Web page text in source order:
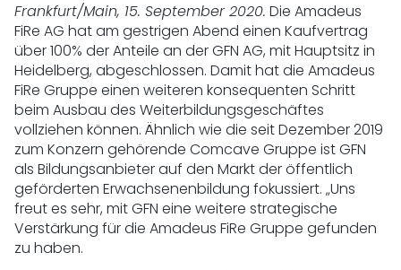
Frankfurt/Main, 15. September 2020. Die Amadeus
FiRe AG hat am gestrigen Abend einen Kaufvertrag
über 100% der Anteile an der GFN AG, mit Hauptsitz in
Heidelberg, abgeschlossen. Damit hat die Amadeus
FiRe Gruppe einen weiteren konsequenten Schritt
beim Ausbau des Weiterbildungsgeschäftes
vollziehen können. Ähnlich wie die seit Dezember 2019
zum Konzern gehörende Comcave Gruppe ist GFN
als Bildungsanbieter auf den Markt der öffentlich
geförderten Erwachsenenbildung fokussiert. „Uns
freut es sehr, mit GFN eine weitere strategische
Verstärkung für die Amadeus FiRe Gruppe gefunden
zu haben.